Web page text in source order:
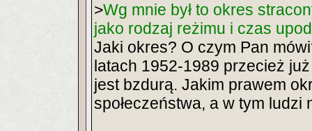
>Wg mnie był to okres
jako rodzaj reżimu i czas
Jaki okres? O czym Pan
latach 1952-1989 przecież
jest bzdurą. Jakim prawem
społeczeństwa, a w tym